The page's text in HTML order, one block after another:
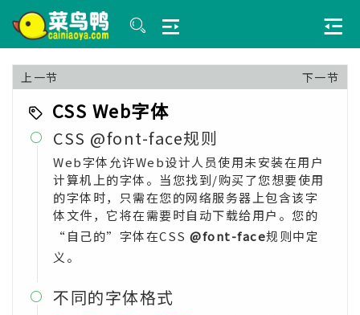
上一节 下一节
CSS Web字体
 CSS @font-face规则
Web字体允许Web设计人员使用未安装在用户
计算机上的字体。当您找到/购买了您想要使用
的字体时，只需在您的网络服务器上包含该字
体文件，它将在需要时自动下载给用户。您的
“自己的”字体在CSS @font-face规则中定
义。
 不同的字体格式